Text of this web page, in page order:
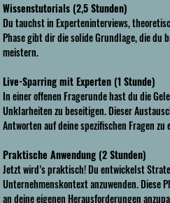
Wissenstutorials (2,5 Stunden)
Du tauchst in Experteninterviews,
Phase gibt dir die solide Grundlage, die du
meistern.
Live-Sparring mit Experten (1 Stunde)
In einer offenen Fragerunde hast du die
Unklarheiten zu beseitigen. Dieser
Antworten auf deine spezifischen Fragen zu
Praktische Anwendung (2 Stunden)
Jetzt wird’s praktisch! Du entwickelst
Unternehmenskontext anzuwenden. Diese
an deine eigenen Herausforderungen